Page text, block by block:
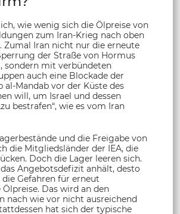
wie wenig sich die Ölpreise von
zum Iran-Krieg nach oben
Zumal Iran nicht nur die erneute
der Straße von Hormus
sondern mit verbündeten
auch eine Blockade der
al-Mandab vor der Küste des
will, um Israel und dessen
bestrafen“, wie es vom Iran
und die Freigabe von
die Mitgliedsländer der IEA, die
Doch die Lager leeren sich.
Angebotsdefizit anhält, desto
Gefahren für erneut
Das wird an den
nach wie vor nicht ausreichend
hat sich der typische